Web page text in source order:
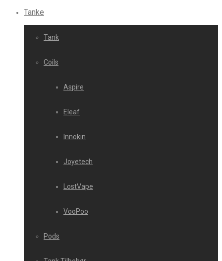
Tanke
Tank
Coils
Aspire
Eleaf
Innokin
Joyetech
LostVape
VooPoo
Pods